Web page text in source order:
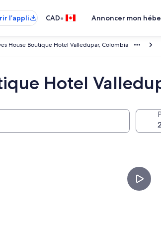
l’appli
CAD• Annoncer mon
House Boutique Hotel Valledupar, Colombia
Hotel